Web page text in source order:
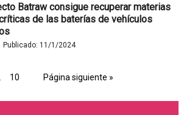
Batraw consigue recuperar materias
de las baterías de vehículos
Publicado: 11/1/2024
10 Página siguiente »